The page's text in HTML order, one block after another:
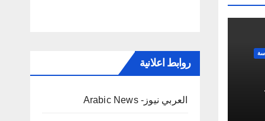
روابط اعلانية
العربي نيوز- Arabic News